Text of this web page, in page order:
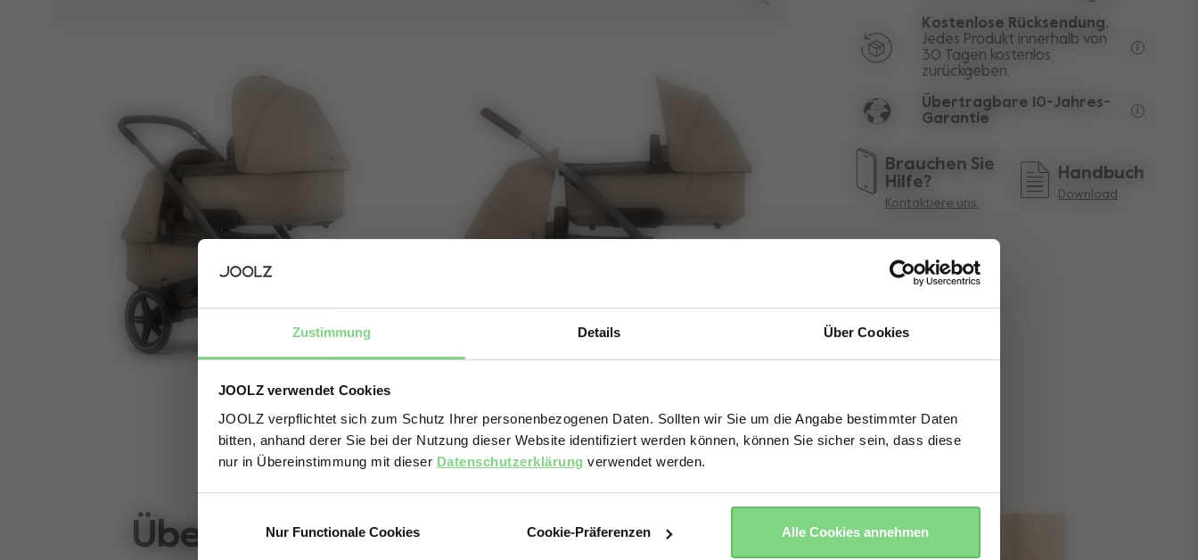
Zustimmung Details Über Cookies
JOOLZ verwendet Cookies
JOOLZ verpflichtet sich zum Schutz Ihrer personenbezogenen Daten. Sollten wir Sie um die Angabe bestimmter Daten
bitten, anhand derer Sie bei der Nutzung dieser Website identifiziert werden können, können Sie sicher sein, dass diese
nur in Übereinstimmung mit dieser Datenschutzerklärung verwendet werden.
Nur Functionale Cookies Cookie-Präferenzen Alle Cookies annehmen
Kostenlose Rücksendung.
Jedes Produkt innerhalb von
30 Tagen kostenlos
zurückgeben.
Übertragbare 10-Jahres-
Garantie
Brauchen Sie
Hilfe?
Kontaktiere uns.
Handbuch
Download
Über
No, stay here
Yes, go there